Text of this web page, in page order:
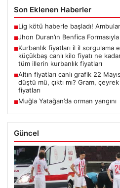
Son Eklenen Haberler
■Lig kötü haberle başladı!
■Jhon Duran’ın Benfica
■Kurbanlık fiyatları il il sorgulama
küçükbaş canlı kilo fiyatı ne
tüm illerin kurbanlık fiyatları
■Altın fiyatları canlı grafik 22
düştü mü, çıktı mı? Gram,
fiyatları
■Muğla Yatağan’da orman yangını
Güncel